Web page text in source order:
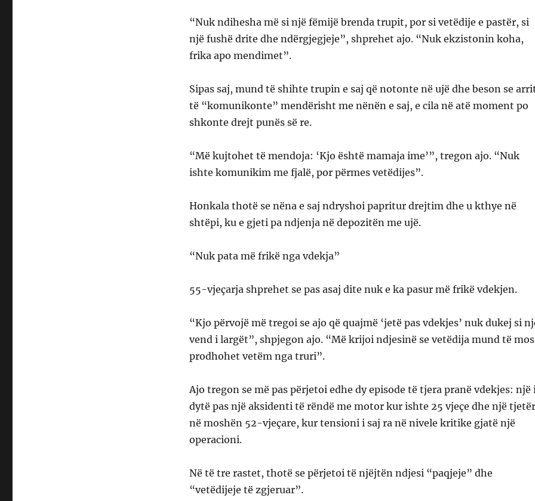
“Nuk ndihesha më si një fëmijë brenda trupit, por si vetëdije e pastër, si
një fushë drite dhe ndërgjegjeje”, shprehet ajo. “Nuk ekzistonin koha,
frika apo mendimet”.
Sipas saj, mund të shihte trupin e saj që notonte në ujë dhe beson se
të “komunikonte” mendërisht me nënën e saj, e cila në atë moment po
shkonte drejt punës së re.
“Më kujtohet të mendoja: ‘Kjo është mamaja ime’”, tregon ajo. “Nuk
ishte komunikim me fjalë, por përmes vetëdijes”.
Honkala thotë se nëna e saj ndryshoi papritur drejtim dhe u kthye në
shtëpi, ku e gjeti pa ndjenja në depozitën me ujë.
“Nuk pata më frikë nga vdekja”
55-vjeçarja shprehet se pas asaj dite nuk e ka pasur më frikë vdekjen.
“Kjo përvojë më tregoi se ajo që quajmë ‘jetë pas vdekjes’ nuk dukej si
vend i largët”, shpjegon ajo. “Më krijoi ndjesinë se vetëdija mund të mos
prodhohet vetëm nga truri”.
Ajo tregon se më pas përjetoi edhe dy episode të tjera pranë vdekjes: një
dytë pas një aksidenti të rëndë me motor kur ishte 25 vjeçe dhe një tjetër
në moshën 52-vjeçare, kur tensioni i saj ra në nivele kritike gjatë një
operacioni.
Në të tre rastet, thotë se përjetoi të njëjtën ndjesi “paqjeje” dhe
“vetëdijeje të zgjeruar”.